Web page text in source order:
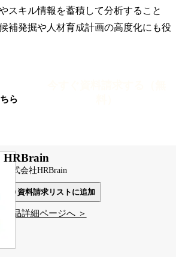
スキル情報を蓄積して分析すること
補発掘や人材育成計画の高度化にも役
ら
HRBrain
株式会社HRBrain
資料請求リストに追加
製品詳細ページへ ＞